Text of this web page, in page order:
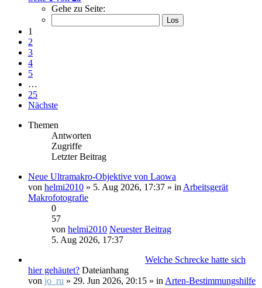
Gehe zu Seite:
1
2
3
4
5
…
25
Nächste
Themen
Antworten
Zugriffe
Letzter Beitrag
Neue Ultramakro-Objektive von Laowa
von helmi2010 » 5. Aug 2026, 17:37 » in Arbeitsgerät
Makrofotografie
0
57
von helmi2010 Neuester Beitrag
5. Aug 2026, 17:37
Welche Schrecke hatte sich
hier gehäutet? Dateianhang
von jo_ru » 29. Jun 2026, 20:15 » in Arten-Bestimmungshilfe